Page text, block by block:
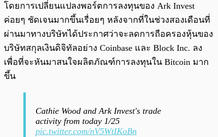
โดยการเปลี่ยนแปลงพอร์ตการลงทุนของ Ark Invest
ค่อยๆ ชัดเจนมากขึ้นเรื่อยๆ หลังจากที่ในช่วงสองเดือนที่
ผ่านมาทางบริษัทได้ประกาศว่าจะลดการถือครองหุ้นของ
บริษัทสกุลเงินดิจิทัลอย่าง Coinbase และ Block Inc. ลง
เพื่อที่จะหันมาสนใจผลิตภัณฑ์การลงทุนใน Bitcoin มาก
ขึ้น
Cathie Wood and Ark Invest's trade
activity from today 1/25
pic.twitter.com/nV5WtIKoBn